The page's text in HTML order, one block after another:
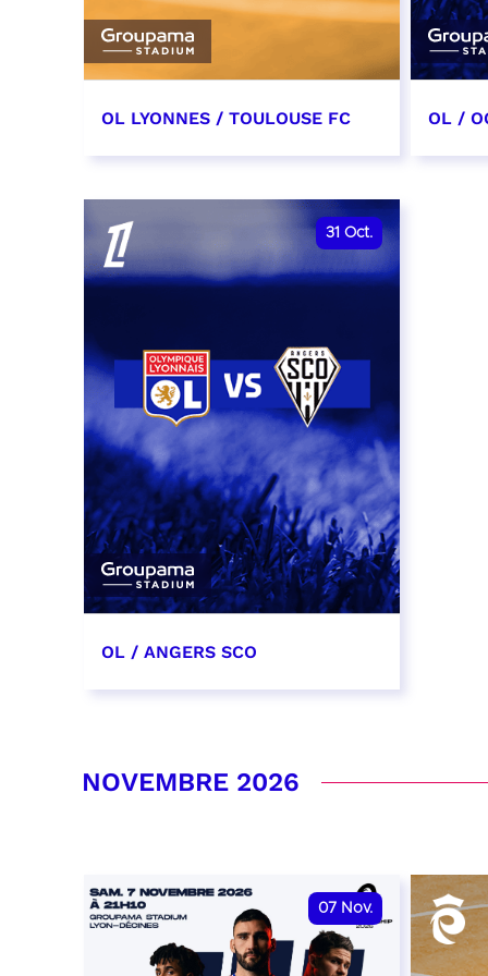
OL LYONNES / TOULOUSE FC
date et heure à confirmer
RÉSERVER
OL /
31 Oct.
OL / ANGERS SCO
RÉSERVER
NOVEMBRE 2026
07 Nov.